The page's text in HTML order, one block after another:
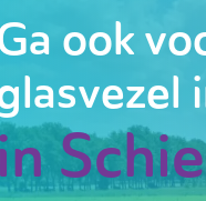
ook
in